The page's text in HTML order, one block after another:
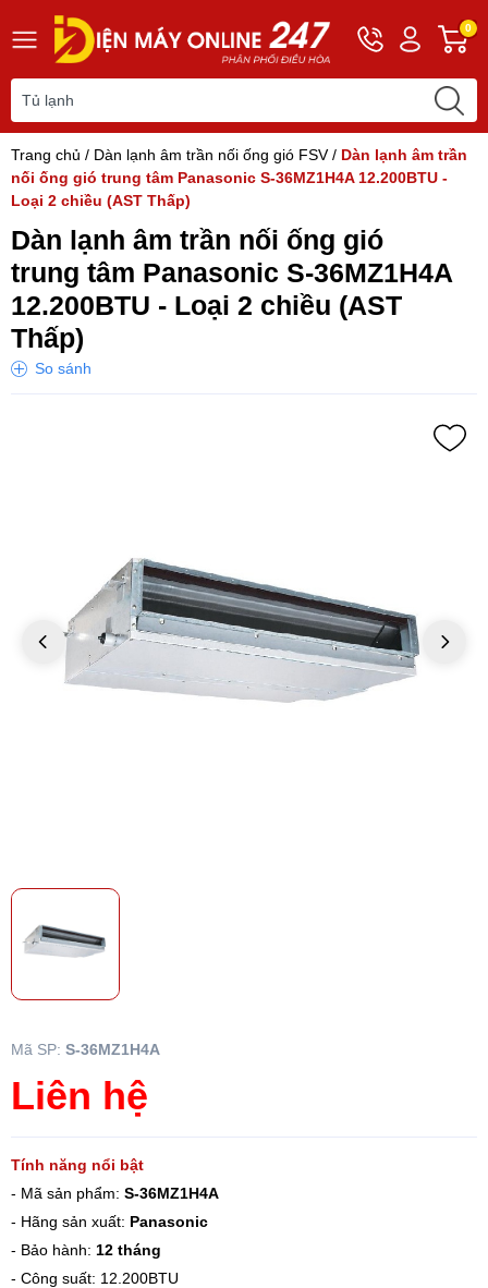
Hotline
0243
Tài
khoản
Khách
0
Trang chủ / Dàn lạnh âm trần nối ống gió FSV/ Dàn lạnh âm trần
nối ống gió trung tâm Panasonic S-36MZ1H4A 12.200BTU -
Loại 2 chiều (AST Thấp)
Dàn lạnh âm trần nối ống gió
trung tâm Panasonic S-36MZ1H4A
12.200BTU - Loại 2 chiều (AST
Thấp)
So sánh
Mã SP: S-36MZ1H4A
Liên hệ
Tính năng nổi bật
- Mã sản phẩm: S-36MZ1H4A
- Hãng sản xuất: Panasonic
- Bảo hành: 12 tháng
- Công suất: 12.200BTU